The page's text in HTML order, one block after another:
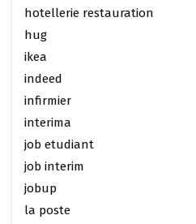
hotellerie restauration
hug
ikea
indeed
infirmier
interima
job etudiant
job interim
jobup
la poste